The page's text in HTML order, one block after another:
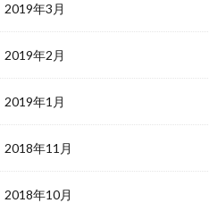
2019年3月
2019年2月
2019年1月
2018年11月
2018年10月